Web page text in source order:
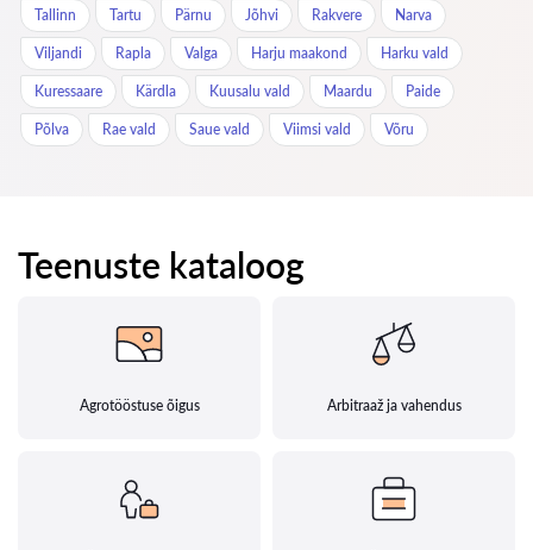
Tallinn Tartu Pärnu Jõhvi Rakvere Narva
Viljandi Rapla Valga Harju maakond Harku vald
Kuressaare Kärdla Kuusalu vald Maardu Paide
Põlva Rae vald Saue vald Viimsi vald Võru
Teenuste kataloog
Agrotööstuse õigus Arbitraaž ja vahendus